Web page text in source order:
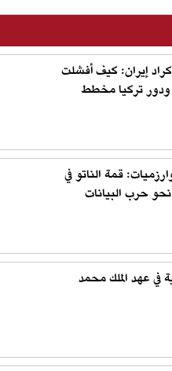
إيران: كيف أفشلت
ودور تركيا مخطط
قمة الناتو في
حرب البيانات
في عهد الملك محمد